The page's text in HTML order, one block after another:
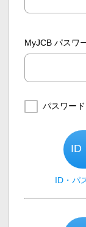
MyJCB パスワ
パスワー
ID
ID・パ